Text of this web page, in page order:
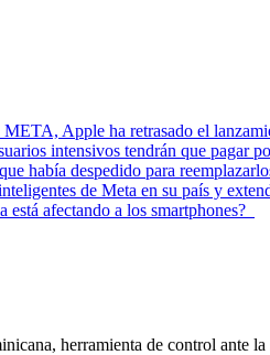
Apple ha retrasado el
intensivos tendrán que pagar
había despedido para
de Meta en su país y
afectando a los smartphones?
herramienta de control ante